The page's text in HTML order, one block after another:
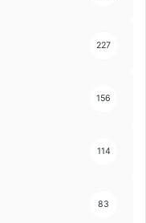
227
156
114
83